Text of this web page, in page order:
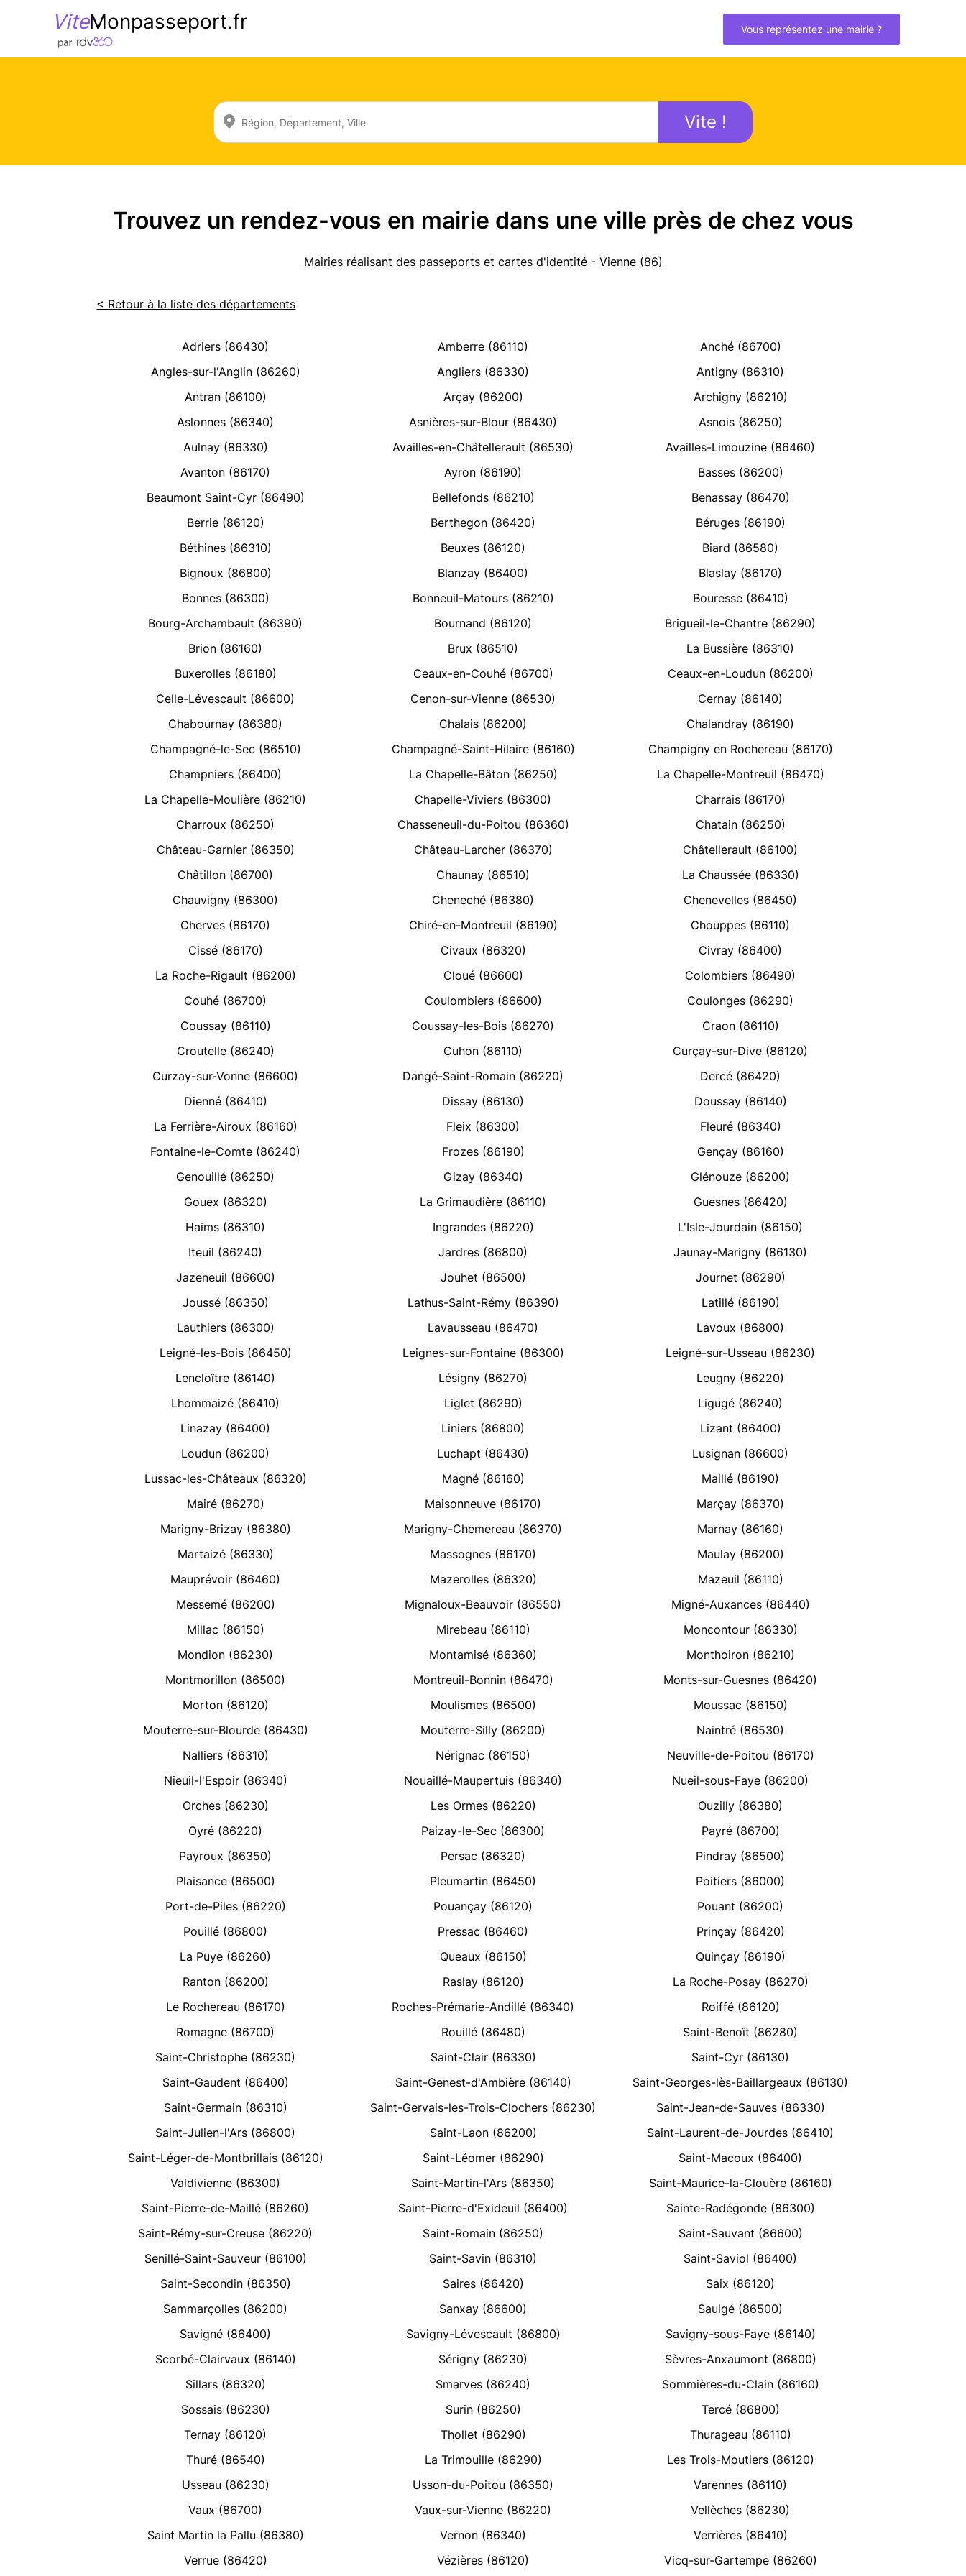
ViteMonpasseport.fr Vous représentez une mairie ?
Vite !
Trouvez un rendez-vous en mairie dans une ville près de chez vous
Mairies réalisant des passeports et cartes d'identité - Vienne (86)
< Retour à la liste des départements
Adriers (86430) Amberre (86110)
Anché (86700)
Angles-sur-l'Anglin (86260)
Angliers (86330)
Antigny (86310)
Antran (86100)
Arçay (86200)
Archigny (86210)
Aslonnes (86340)
Asnières-sur-Blour (86430)
Asnois (86250)
Aulnay (86330)
Availles-en-Châtellerault (86530)
Availles-Limouzine (86460)
Avanton (86170)
Ayron (86190)
Basses (86200)
Beaumont Saint-Cyr (86490)
Bellefonds (86210)
Benassay (86470)
Berrie (86120)
Berthegon (86420)
Béruges (86190)
Béthines (86310)
Beuxes (86120)
Biard (86580)
Bignoux (86800)
Blanzay (86400)
Blaslay (86170)
Bonnes (86300)
Bonneuil-Matours (86210)
Bouresse (86410)
Bourg-Archambault (86390)
Bournand (86120)
Brigueil-le-Chantre (86290)
Brion (86160)
Brux (86510)
La Bussière (86310)
Buxerolles (86180)
Ceaux-en-Couhé (86700)
Ceaux-en-Loudun (86200)
Celle-Lévescault (86600)
Cenon-sur-Vienne (86530)
Cernay (86140)
Chabournay (86380)
Chalais (86200)
Chalandray (86190)
Champagné-le-Sec (86510)
Champagné-Saint-Hilaire (86160)
Champigny en Rochereau (86170)
Champniers (86400)
La Chapelle-Bâton (86250)
La Chapelle-Montreuil (86470)
La Chapelle-Moulière (86210)
Chapelle-Viviers (86300)
Charrais (86170)
Charroux (86250)
Chasseneuil-du-Poitou (86360)
Chatain (86250)
Château-Garnier (86350)
Château-Larcher (86370)
Châtellerault (86100)
Châtillon (86700)
Chaunay (86510)
La Chaussée (86330)
Chauvigny (86300)
Cheneché (86380)
Chenevelles (86450)
Cherves (86170)
Chiré-en-Montreuil (86190)
Chouppes (86110)
Cissé (86170)
Civaux (86320)
Civray (86400)
La Roche-Rigault (86200)
Cloué (86600)
Colombiers (86490)
Couhé (86700)
Coulombiers (86600)
Coulonges (86290)
Coussay (86110)
Coussay-les-Bois (86270)
Craon (86110)
Croutelle (86240)
Cuhon (86110)
Curçay-sur-Dive (86120)
Curzay-sur-Vonne (86600)
Dangé-Saint-Romain (86220)
Dercé (86420)
Dienné (86410)
Dissay (86130)
Doussay (86140)
La Ferrière-Airoux (86160)
Fleix (86300)
Fleuré (86340)
Fontaine-le-Comte (86240)
Frozes (86190)
Gençay (86160)
Genouillé (86250)
Gizay (86340)
Glénouze (86200)
Gouex (86320)
La Grimaudière (86110)
Guesnes (86420)
Haims (86310)
Ingrandes (86220)
L'Isle-Jourdain (86150)
Iteuil (86240)
Jardres (86800)
Jaunay-Marigny (86130)
Jazeneuil (86600)
Jouhet (86500)
Journet (86290)
Joussé (86350)
Lathus-Saint-Rémy (86390)
Latillé (86190)
Lauthiers (86300)
Lavausseau (86470)
Lavoux (86800)
Leigné-les-Bois (86450)
Leignes-sur-Fontaine (86300)
Leigné-sur-Usseau (86230)
Lencloître (86140)
Lésigny (86270)
Leugny (86220)
Lhommaizé (86410)
Liglet (86290)
Ligugé (86240)
Linazay (86400)
Liniers (86800)
Lizant (86400)
Loudun (86200)
Luchapt (86430)
Lusignan (86600)
Lussac-les-Châteaux (86320)
Magné (86160)
Maillé (86190)
Mairé (86270)
Maisonneuve (86170)
Marçay (86370)
Marigny-Brizay (86380)
Marigny-Chemereau (86370)
Marnay (86160)
Martaizé (86330)
Massognes (86170)
Maulay (86200)
Mauprévoir (86460)
Mazerolles (86320)
Mazeuil (86110)
Messemé (86200)
Mignaloux-Beauvoir (86550)
Migné-Auxances (86440)
Millac (86150)
Mirebeau (86110)
Moncontour (86330)
Mondion (86230)
Montamisé (86360)
Monthoiron (86210)
Montmorillon (86500)
Montreuil-Bonnin (86470)
Monts-sur-Guesnes (86420)
Morton (86120)
Moulismes (86500)
Moussac (86150)
Mouterre-sur-Blourde (86430)
Mouterre-Silly (86200)
Naintré (86530)
Nalliers (86310)
Nérignac (86150)
Neuville-de-Poitou (86170)
Nieuil-l'Espoir (86340)
Nouaillé-Maupertuis (86340)
Nueil-sous-Faye (86200)
Orches (86230)
Les Ormes (86220)
Ouzilly (86380)
Oyré (86220)
Paizay-le-Sec (86300)
Payré (86700)
Payroux (86350)
Persac (86320)
Pindray (86500)
Plaisance (86500)
Pleumartin (86450)
Poitiers (86000)
Port-de-Piles (86220)
Pouançay (86120)
Pouant (86200)
Pouillé (86800)
Pressac (86460)
Prinçay (86420)
La Puye (86260)
Queaux (86150)
Quinçay (86190)
Ranton (86200)
Raslay (86120)
La Roche-Posay (86270)
Le Rochereau (86170)
Roches-Prémarie-Andillé (86340)
Roiffé (86120)
Romagne (86700)
Rouillé (86480)
Saint-Benoît (86280)
Saint-Christophe (86230)
Saint-Clair (86330)
Saint-Cyr (86130)
Saint-Gaudent (86400)
Saint-Genest-d'Ambière (86140)
Saint-Georges-lès-Baillargeaux (86130)
Saint-Germain (86310)
Saint-Gervais-les-Trois-Clochers (86230)
Saint-Jean-de-Sauves (86330)
Saint-Julien-l'Ars (86800)
Saint-Laon (86200)
Saint-Laurent-de-Jourdes (86410)
Saint-Léger-de-Montbrillais (86120)
Saint-Léomer (86290)
Saint-Macoux (86400)
Valdivienne (86300)
Saint-Martin-l'Ars (86350)
Saint-Maurice-la-Clouère (86160)
Saint-Pierre-de-Maillé (86260)
Saint-Pierre-d'Exideuil (86400)
Sainte-Radégonde (86300)
Saint-Rémy-sur-Creuse (86220)
Saint-Romain (86250)
Saint-Sauvant (86600)
Senillé-Saint-Sauveur (86100)
Saint-Savin (86310)
Saint-Saviol (86400)
Saint-Secondin (86350)
Saires (86420)
Saix (86120)
Sammarçolles (86200)
Sanxay (86600)
Saulgé (86500)
Savigné (86400)
Savigny-Lévescault (86800)
Savigny-sous-Faye (86140)
Scorbé-Clairvaux (86140)
Sérigny (86230)
Sèvres-Anxaumont (86800)
Sillars (86320)
Smarves (86240)
Sommières-du-Clain (86160)
Sossais (86230)
Surin (86250)
Tercé (86800)
Ternay (86120)
Thollet (86290)
Thurageau (86110)
Thuré (86540)
La Trimouille (86290)
Les Trois-Moutiers (86120)
Usseau (86230)
Usson-du-Poitou (86350)
Varennes (86110)
Vaux (86700)
Vaux-sur-Vienne (86220)
Vellèches (86230)
Saint Martin la Pallu (86380)
Vernon (86340)
Verrières (86410)
Verrue (86420)
Vézières (86120) Vicq-sur-Gartempe (86260)